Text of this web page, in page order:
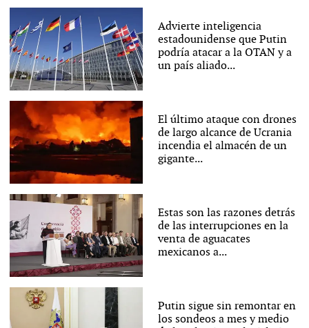
Advierte inteligencia
estadounidense que Putin
podría atacar a la OTAN y a
un país aliado...
El último ataque con drones
de largo alcance de Ucrania
incendia el almacén de un
gigante...
Estas son las razones detrás
de las interrupciones en la
venta de aguacates
mexicanos a...
Putin sigue sin remontar en
los sondeos a mes y medio